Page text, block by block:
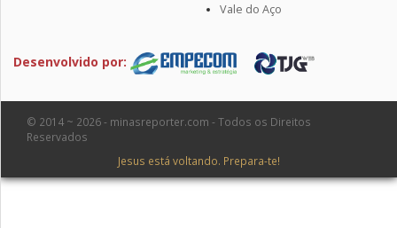
Vale do Aço
Desenvolvido por:
© 2014 ~ 2026 - minasreporter.com - Todos os Direitos
Reservados
Jesus está voltando. Prepara-te!